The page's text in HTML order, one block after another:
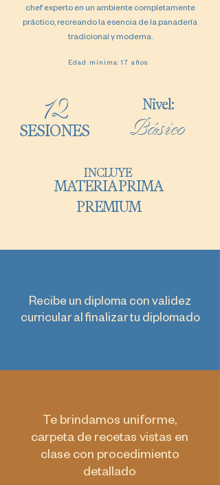
chef experto en un ambiente completamente
práctico, recreando la esencia de la panadería
tradicional y moderna.
Edad mínima: 17 años
SESIONES
12
Básico
Nivel:
MATERIA PRIMA
PREMIUM
INCLUYE
Recibe un diploma con validez
curricular al finalizar tu diplomado
Te brindamos uniforme,
carpeta de recetas vistas en
clase con procedimiento
detallado